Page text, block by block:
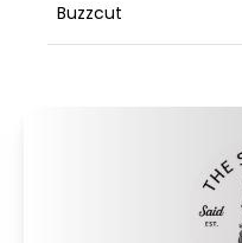
Buzzcut